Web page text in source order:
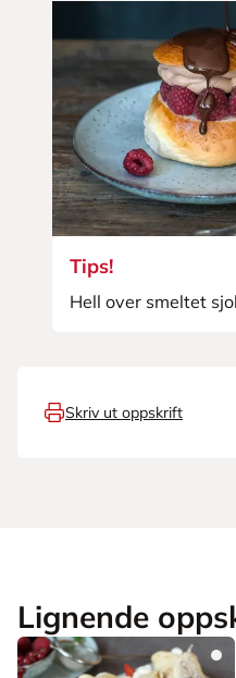
Tips!
Hell over smeltet
Skriv ut oppskrift
Lignende